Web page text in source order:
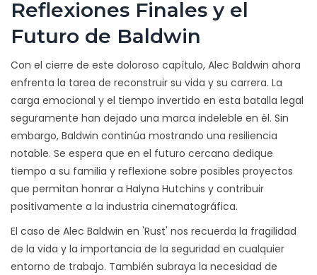
Reflexiones Finales y el
Futuro de Baldwin
Con el cierre de este doloroso capítulo, Alec Baldwin ahora
enfrenta la tarea de reconstruir su vida y su carrera. La
carga emocional y el tiempo invertido en esta batalla legal
seguramente han dejado una marca indeleble en él. Sin
embargo, Baldwin continúa mostrando una resiliencia
notable. Se espera que en el futuro cercano dedique
tiempo a su familia y reflexione sobre posibles proyectos
que permitan honrar a Halyna Hutchins y contribuir
positivamente a la industria cinematográfica.
El caso de Alec Baldwin en 'Rust' nos recuerda la fragilidad
de la vida y la importancia de la seguridad en cualquier
entorno de trabajo. También subraya la necesidad de